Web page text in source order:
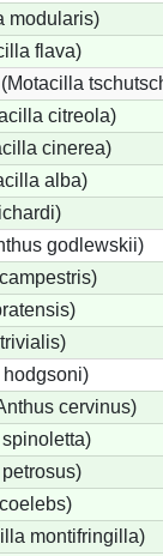
modularis)
flava)
citreola)
cinerea)
alba)
godlewskii)
cervinus)
montifringilla)